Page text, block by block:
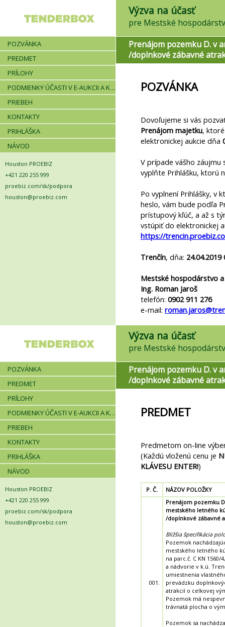
Výzva na účasť
pre Mestské
POZVÁNKA
PREDMET
PRÍLOHY
PODMIENKY ÚČASTI V E-AUKCII A KRITÉRIÁ
PRIEBEH
KONTAKTY
PRIHLÁŠKA
NÁVOD
Houston PROEBIZ
+421 220 255 999
proebiz.com/sk/podpora
houston@proebiz.com
Prenájom pozemku D. v
/doplnkové zábavné
POZVÁNKA
Dovoľujeme si vás
Prenájom majetku,
elektronickej aukcie dňa
V prípade vášho záujmu
vyplňte Prihlášku, ktorú
Po vyplnení Prihlášky, v
heslo, vám bude podľa
prístupový kľúč, a až s
vstúpiť do elektronickej
https://
Trenčín, dňa: 24.04.2019
Mestské hospodárstvo
Ing. Roman Jaroš
telefón: 0902 911 276
e-mail:
Výzva na účasť
pre Mestské
POZVÁNKA
PREDMET
PRÍLOHY
PODMIENKY ÚČASTI V E-AUKCII A KRITÉRIÁ
PRIEBEH
KONTAKTY
PRIHLÁŠKA
NÁVOD
Houston PROEBIZ
+421 220 255 999
proebiz.com/sk/podpora
houston@proebiz.com
Prenájom pozemku D. v
/doplnkové zábavné
PREDMET
Predmetom on-line
(Každú vloženú cenu je
KLÁVESU ENTER!)
P. Č. NÁZOV POLOŽKY
001.
Prenájom pozemku
mestského letného
/doplnkové zábavné
Bližšia špecifikácia
Pozemok
mestského letného
na parc.č. C KN 1560/
a nádvorie v k.ú.
umiestnenia
prevádzku
atrakcií o celkovej
Pozemok má
trávnatá plocha o
Pozemok sa